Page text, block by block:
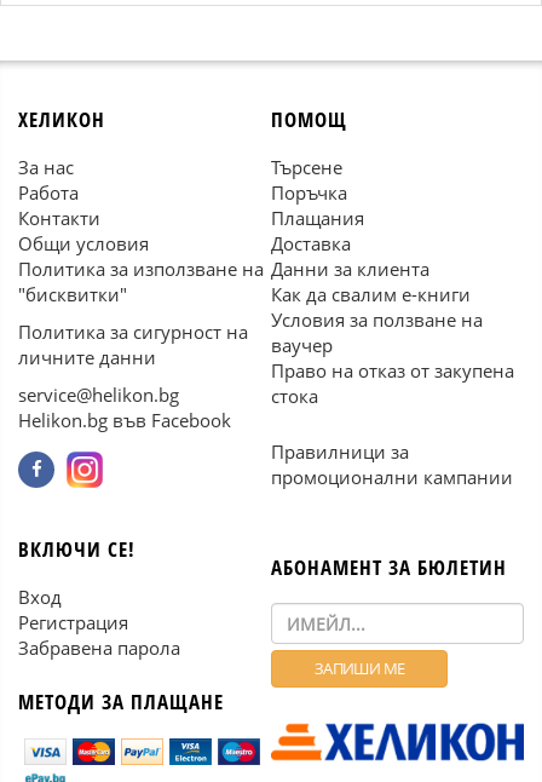
ХЕЛИКОН
За нас
Работа
Контакти
Общи условия
Политика за използване на
"бисквитки"
Политика за сигурност на
личните данни
service@helikon.bg
Helikon.bg във Facebook
ПОМОЩ
Търсене
Поръчка
Плащания
Доставка
Данни за клиента
Как да свалим е-книги
Условия за ползване на
ваучер
Право на отказ от закупена
стока
Правилници за
промоционални кампании
ВКЛЮЧИ СЕ!
Вход
Регистрация
Забравена парола
МЕТОДИ ЗА ПЛАЩАНЕ
АБОНАМЕНТ ЗА БЮЛЕТИН